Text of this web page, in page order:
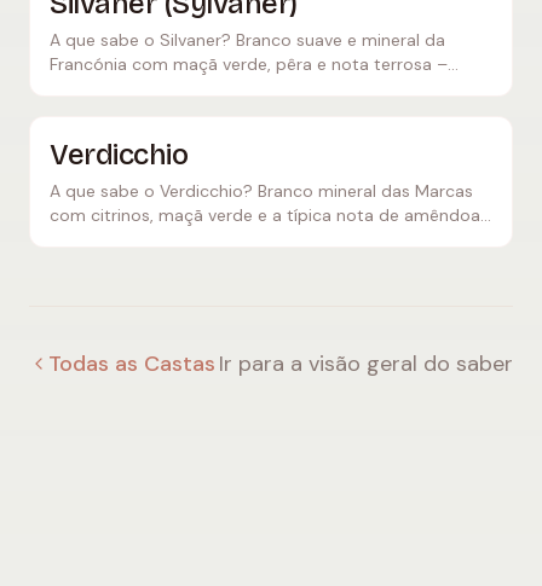
A que sabe o Silvaner? Branco suave e mineral da
Francónia com maçã verde, pêra e nota terrosa –
Verdicchio
A que sabe o Verdicchio? Branco mineral das Marcas
com citrinos, maçã verde e a típica nota de amêndoa
Todas as Castas Ir para a visão geral do saber